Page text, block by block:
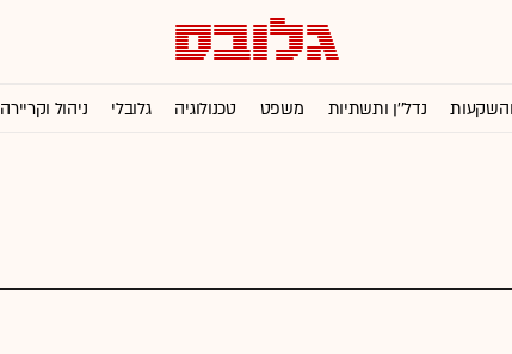
נדל''ן ותשתיות משפט טכנולוגיה גלובלי ניהול וקריירה